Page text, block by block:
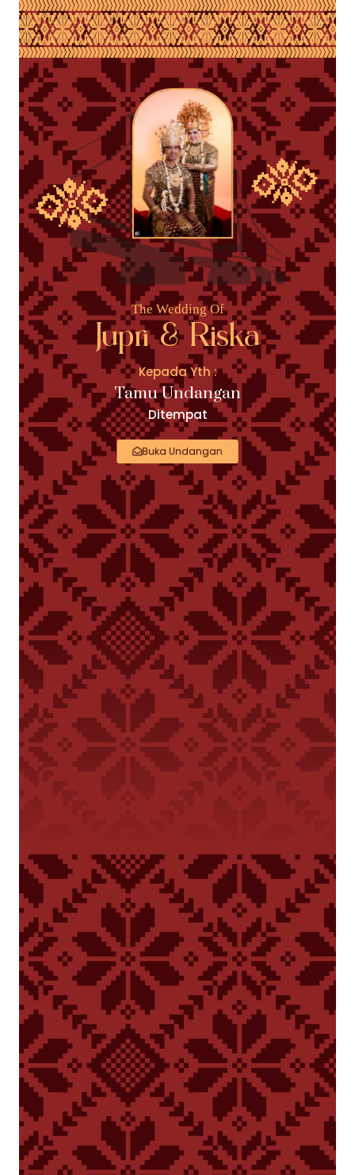
The Wedding Of
Jupri & Riska
Kepada Yth :
Tamu Undangan
Ditempat
Buka Undangan